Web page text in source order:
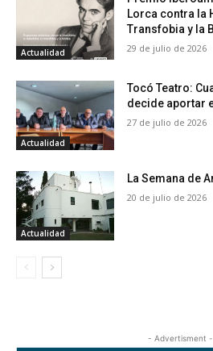
Actualidad
Lorca contra la
Transfobia y la
29 de julio de 2026
Actualidad
Tocó Teatro:
decide aportar
27 de julio de 2026
Actualidad
La Semana de
20 de julio de 2026
- Advertisment -